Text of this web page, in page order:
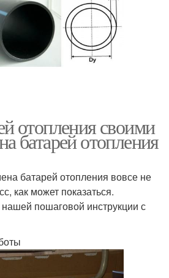
отопления своими
батарей отопления
батарей отопления вовсе не
как может показаться.
пошаговой инструкции с